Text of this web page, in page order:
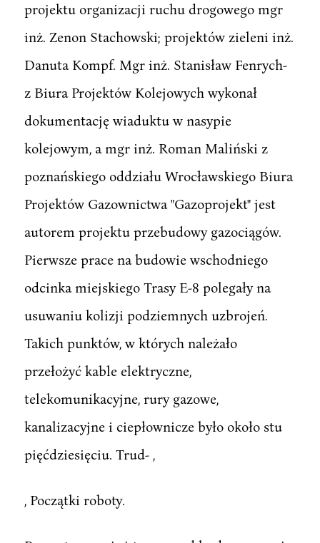
projektu organizacji ruchu drogowego mgr
inż. Zenon Stachowski; projektów zieleni inż.
Danuta Kompf. Mgr inż. Stanisław Fenrych-
z Biura Projektów Kolejowych wykonał
dokumentację wiaduktu w nasypie
kolejowym, a mgr inż. Roman Maliński z
poznańskiego oddziału Wrocławskiego Biura
Projektów Gazownictwa "Gazoprojekt" jest
autorem projektu przebudowy gazociągów.
Pierwsze prace na budowie wschodniego
odcinka miejskiego Trasy E-8 polegały na
usuwaniu kolizji podziemnych uzbrojeń.
Takich punktów, w których należało
przełożyć kable elektryczne,
telekomunikacyjne, rury gazowe,
kanalizacyjne i ciepłownicze było około stu
pięćdziesięciu. Trud- ,
, Początki roboty.